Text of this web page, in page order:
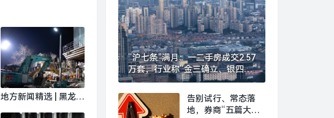
地方新闻精选 | 黑龙江
“沪七条”满月：一二手房成交2.57
万套，行业称“金三确立、银四可
期”|界面新闻 · 地产
告别试行、常态落
地，券商“五篇大文